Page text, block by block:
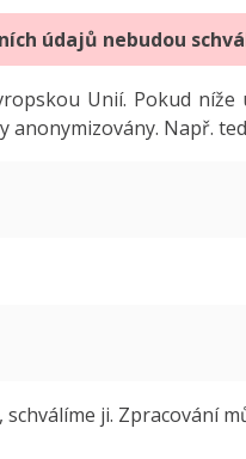
údajů nebudou
Unií. Pokud níže
anonymizovány. Např.
ji. Zpracování